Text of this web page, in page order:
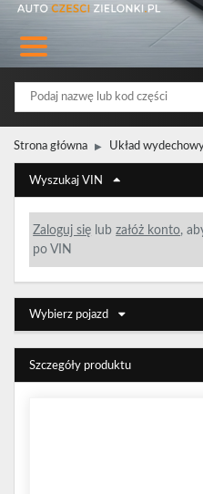
Strona główna Układ
Wyszukaj VIN
Zaloguj się lub załóż konto,
po VIN
Wybierz pojazd
Szczegóły produktu